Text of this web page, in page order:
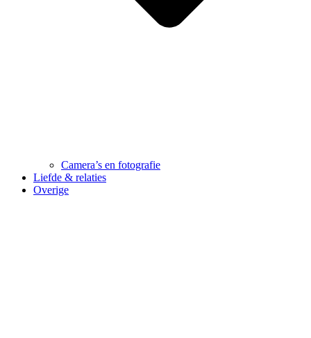
Camera’s en fotografie
Liefde & relaties
Overige